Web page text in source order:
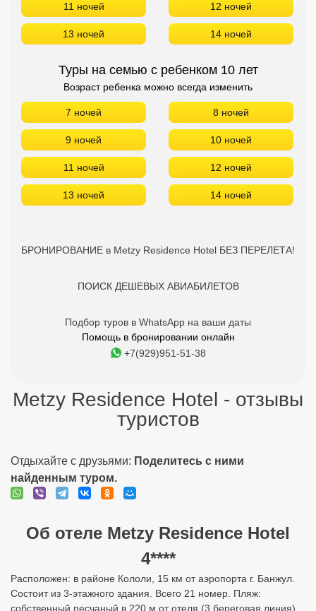
11 ночей 12 ночей
13 ночей 14 ночей
Туры на семью с ребенком 10 лет
Возраст ребенка можно всегда изменить
7 ночей 8 ночей
9 ночей 10 ночей
11 ночей 12 ночей
13 ночей 14 ночей
БРОНИРОВАНИЕ в Metzy Residence Hotel БЕЗ ПЕРЕЛЕТА!
ПОИСК ДЕШЕВЫХ АВИАБИЛЕТОВ
Подбор туров в WhatsApp на ваши даты
Помощь в бронировании онлайн
+7(929)951-51-38
Metzy Residence Hotel - отзывы
туристов
Отдыхайте с друзьями: Поделитесь с ними
найденным туром.
Об отеле Metzy Residence Hotel
4****
Расположен: в районе Кололи, 15 км от аэропорта г. Банжул.
Состоит из 3-этажного здания. Всего 21 номер. Пляж:
собственный песчаный в 220 м от отеля (3 береговая линия).